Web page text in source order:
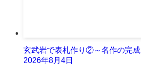
玄武岩で表札作り②～名作の完成
2026年8月4日